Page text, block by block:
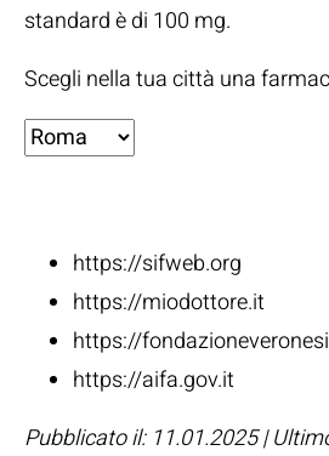
standard è di 100 mg.
Scegli nella tua città una
https://sifweb.org
https://miodottore.it
https://
https://aifa.gov.it
Pubblicato il: 11.01.2025 |